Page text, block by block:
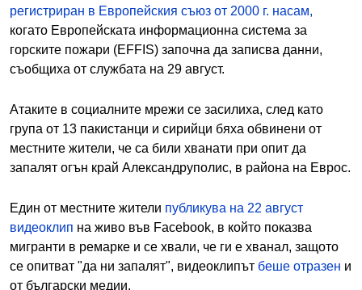
регистриран в Европейския съюз от 2000 г. насам,
когато Европейската информационна система за
горските пожари (EFFIS) започна да записва данни,
съобщиха от службата на 29 август.
Атаките в социалните мрежи се засилиха, след като
група от 13 пакистанци и сирийци бяха обвинени от
местните жители, че са били хванати при опит да
запалят огън край Александруполис, в района на Еврос.
Един от местните жители публикува на 22 август
видеоклип на живо във Facebook, в който показва
мигранти в ремарке и се хвали, че ги е хванал, защото
се опитват "да ни запалят", видеоклипът беше отразен и
от български медии.